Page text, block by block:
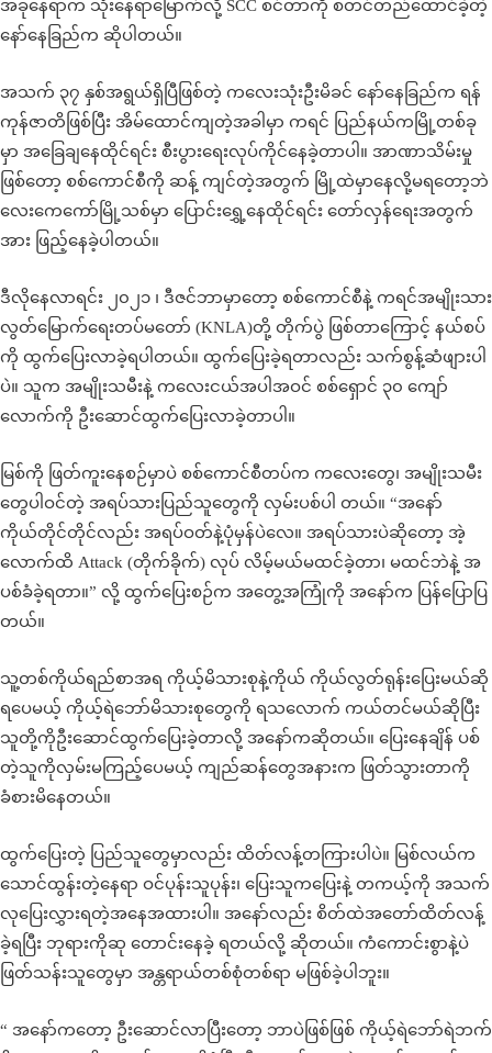
အခုနေရာက သုံးနေရာမြောက်လို့ SCC စင်တာကို စတင်တည်ထောင်ခဲ့တဲ့
နော်နေခြည်က ဆိုပါတယ်။
အသက် ၃၇ နှစ်အရွယ်ရှိပြီဖြစ်တဲ့ ကလေးသုံးဦးမိခင် နော်နေခြည်က ရန်
ကုန်ဇာတိဖြစ်ပြီး အိမ်ထောင်ကျတဲ့အခါမှာ ကရင် ပြည်နယ်ကမြို့တစ်ခု
မှာ အခြေချနေထိုင်ရင်း စီးပွားရေးလုပ်ကိုင်နေခဲ့တာပါ။ အာဏာသိမ်းမှု
ဖြစ်တော့ စစ်ကောင်စီကို ဆန့် ကျင်တဲ့အတွက် မြို့ထဲမှာနေလို့မရတော့ဘဲ
လေးကေကော်မြို့သစ်မှာ ပြောင်းရွှေ့နေထိုင်ရင်း တော်လှန်ရေးအတွက်
အား ဖြည့်နေခဲ့ပါတယ်။
ဒီလိုနေလာရင်း ၂၀၂၁ ၊ ဒီဇင်ဘာမှာတော့ စစ်ကောင်စီနဲ့ ကရင်အမျိုးသား
လွတ်မြောက်ရေးတပ်မတော် (KNLA)တို့ တိုက်ပွဲ ဖြစ်တာကြောင့် နယ်စပ်
ကို ထွက်ပြေးလာခဲ့ရပါတယ်။ ထွက်ပြေးခဲ့ရတာလည်း သက်စွန့်ဆံဖျားပါ
ပဲ။ သူက အမျိုးသမီးနဲ့ ကလေးငယ်အပါအဝင် စစ်ရှောင် ၃၀ ကျော်
လောက်ကို ဦးဆောင်ထွက်ပြေးလာခဲ့တာပါ။
မြစ်ကို ဖြတ်ကူးနေစဉ်မှာပဲ စစ်ကောင်စီတပ်က ကလေးတွေ၊ အမျိုးသမီး
တွေပါဝင်တဲ့ အရပ်သားပြည်သူတွေကို လှမ်းပစ်ပါ တယ်။ “အနော်
ကိုယ်တိုင်တိုင်လည်း အရပ်ဝတ်နဲ့ပုံမှန်ပဲလေ။ အရပ်သားပဲဆိုတော့ အဲ့
လောက်ထိ Attack (တိုက်ခိုက်) လုပ် လိမ့်မယ်မထင်ခဲ့တာ၊ မထင်ဘဲနဲ့ အ
ပစ်ခံခဲ့ရတာ။” လို့ ထွက်ပြေးစဉ်က အတွေ့အကြုံကို အနော်က ပြန်ပြောပြ
တယ်။
သူ့တစ်ကိုယ်ရည်စာအရ ကိုယ့်မိသားစုနဲ့ကိုယ် ကိုယ်လွတ်ရုန်းပြေးမယ်ဆို
ရပေမယ့် ကိုယ့်ရဲဘော်မိသားစုတွေကို ရသလောက် ကယ်တင်မယ်ဆိုပြီး
သူတို့ကိုဦးဆောင်ထွက်ပြေးခဲ့တာလို့ အနော်ကဆိုတယ်။ ပြေးနေချိန် ပစ်
တဲ့သူကိုလှမ်းမကြည့်ပေမယ့် ကျည်ဆန်တွေအနားက ဖြတ်သွားတာကို
ခံစားမိနေတယ်။
ထွက်ပြေးတဲ့ ပြည်သူတွေမှာလည်း ထိတ်လန့်တကြားပါပဲ။ မြစ်လယ်က
သောင်ထွန်းတဲ့နေရာ ဝင်ပုန်းသူပုန်း၊ ပြေးသူကပြေးနဲ့ တကယ့်ကို အသက်
လုပြေးလွှားရတဲ့အနေအထားပါ။ အနော်လည်း စိတ်ထဲအတော်ထိတ်လန့်
ခဲ့ရပြီး ဘုရားကိုဆု တောင်းနေခဲ့ ရတယ်လို့ ဆိုတယ်။ ကံကောင်းစွာနဲ့ပဲ
ဖြတ်သန်းသူတွေမှာ အန္တရာယ်တစ်စုံတစ်ရာ မဖြစ်ခဲ့ပါဘူး။
“ အနော်ကတော့ ဦးဆောင်လာပြီးတော့ ဘာပဲဖြစ်ဖြစ် ကိုယ့်ရဲဘော်ရဲဘက်